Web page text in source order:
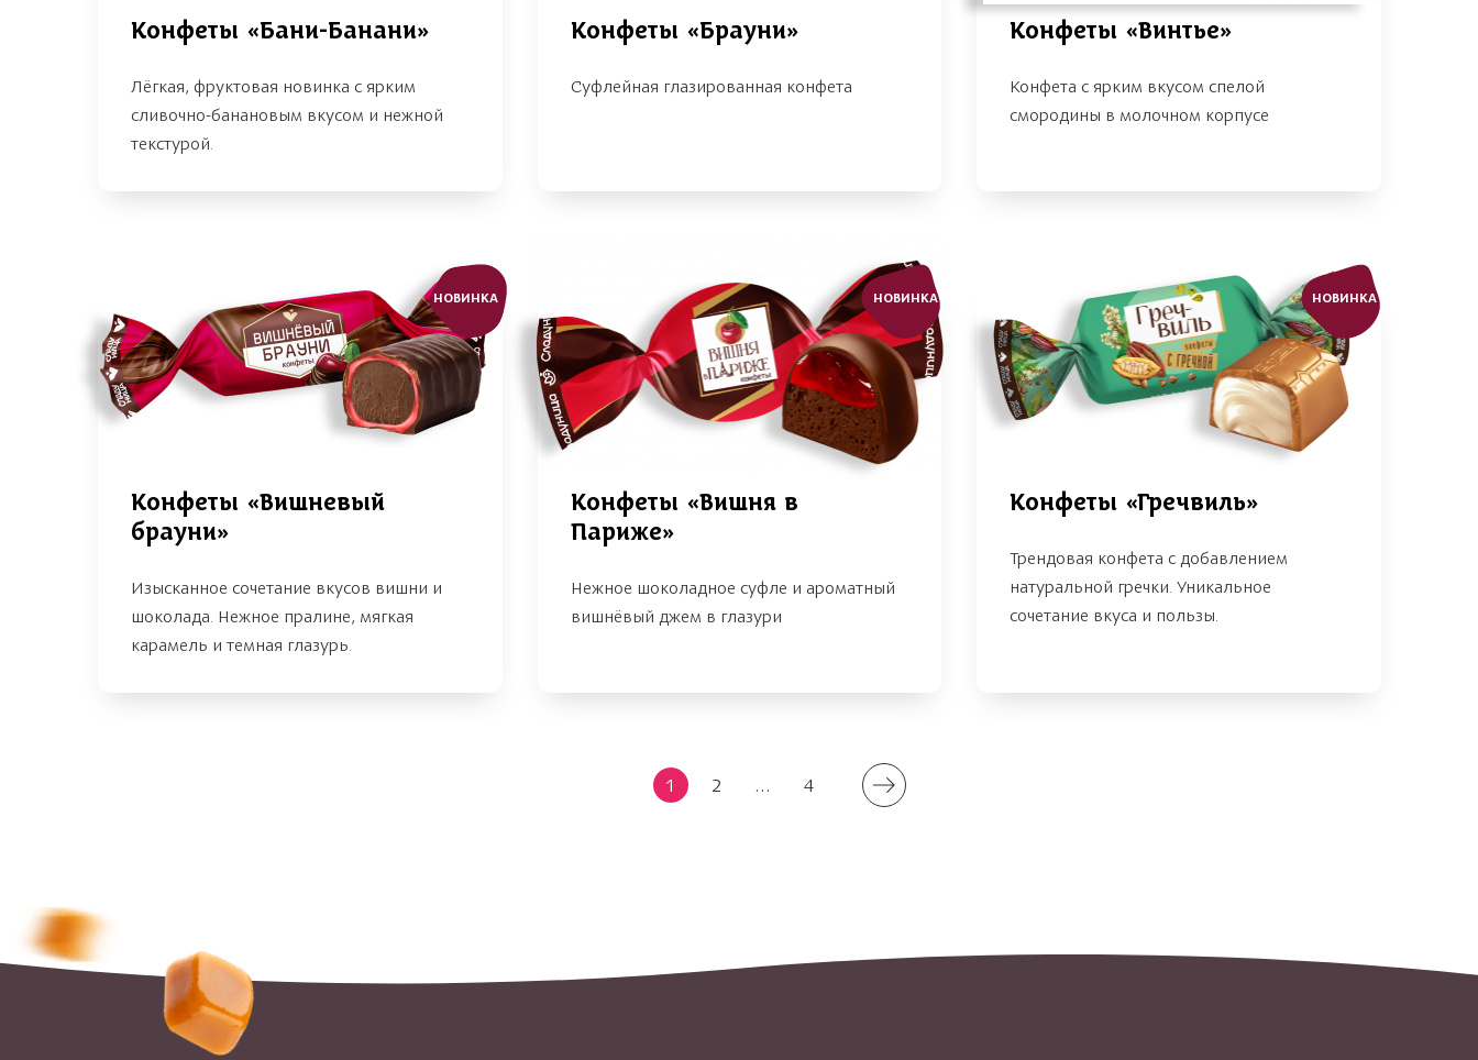
Конфеты «Бани-Банани»
Лёгкая, фруктовая новинка с ярким
сливочно-банановым вкусом и нежной
текстурой.
Конфеты «Брауни»
Суфлейная глазированная конфета
Конфеты «Винтье»
Конфета с ярким вкусом спелой
смородины в молочном корпусе
НОВИНКА
Конфеты «Вишневый
брауни»
Изысканное сочетание вкусов вишни и
шоколада. Нежное пралине, мягкая
карамель и темная глазурь.
НОВИНКА
Конфеты «Вишня в
Париже»
Нежное шоколадное суфле и ароматный
вишнёвый джем в глазури
НОВИНКА
Конфеты «Гречвиль»
Трендовая конфета с добавлением
натуральной гречки. Уникальное
сочетание вкуса и пользы.
1 2 ... 4